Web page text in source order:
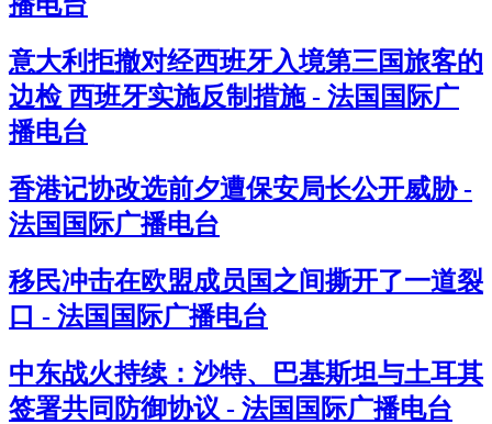
意大利拒撤对经西班牙入境第三国旅客的
边检 西班牙实施反制措施 - 法国国际广
播电台
香港记协改选前夕遭保安局长公开威胁 -
法国国际广播电台
移民冲击在欧盟成员国之间撕开了一道裂
口 - 法国国际广播电台
中东战火持续：沙特、巴基斯坦与土耳其
签署共同防御协议 - 法国国际广播电台